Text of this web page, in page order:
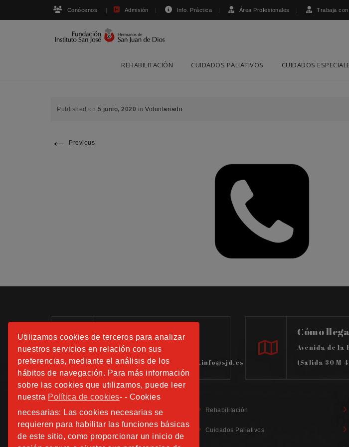
Utilizamos cookies de terceros para analizar
nuestros servicios en relación con sus
preferencias, mediante el análisis de los
hábitos de navegación. Para más información
sobre las cookies que utilizamos, puede leer
nuestra Política de cookies- - Cookies
necesarias: Las cookies necesarias se
requieren para habilitar las funciones básicas
de este sitio, como proporcionar un inicio de
Conócenos Admisión Info. Práctica Área Profesionales Trabaja
REHABILITACIÓN CUIDADOS PALIATIVOS CUIDADOS
Published on 5 junio, 2020 in Voluntariado
← Previous
Información:
Tels.: 91 508 01 40 -41-42
hospitalfundacionsanjose.info@sjd.es
Cómo
Avenida de la
(Salida 30 M-
Rehabilitación
Cuidados Paliativos